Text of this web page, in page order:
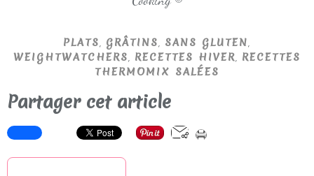
PLATS, GRÂTINS, SANS GLUTEN,
WEIGHTWATCHERS, RECETTES HIVER, RECETTES
THERMOMIX SALÉES
Partager cet article